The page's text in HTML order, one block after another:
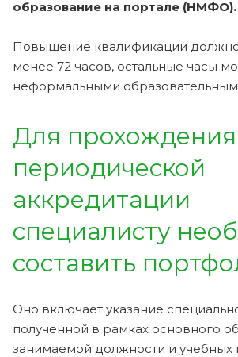
образование на портале (НМФО).
Повышение квалификации должно
менее 72 часов, остальные часы
неформальными
Для прохождения
периодической
аккредитации
специалисту
составить
Оно включает указание
полученной в рамках основного
занимаемой должности и